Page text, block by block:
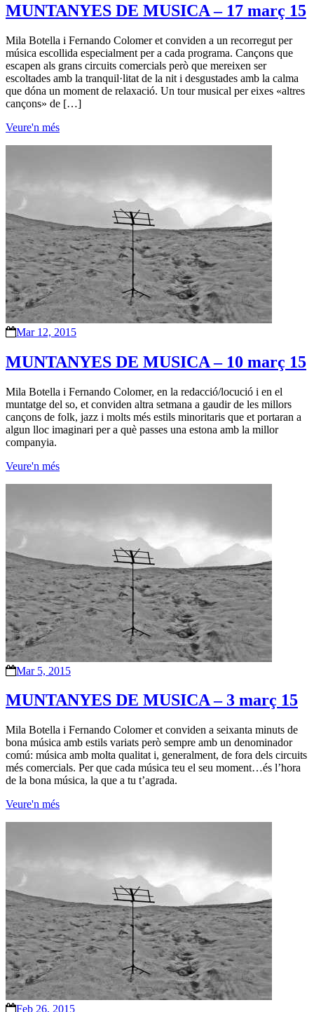
MUNTANYES DE MUSICA – 17 març 15
Mila Botella i Fernando Colomer et conviden a un recorregut per
música escollida especialment per a cada programa. Cançons que
escapen als grans circuits comercials però que mereixen ser
escoltades amb la tranquil·litat de la nit i desgustades amb la calma
que dóna un moment de relaxació. Un tour musical per eixes «altres
cançons» de […]
Veure'n més
Mar 12, 2015
MUNTANYES DE MUSICA – 10 març 15
Mila Botella i Fernando Colomer, en la redacció/locució i en el
muntatge del so, et conviden altra setmana a gaudir de les millors
cançons de folk, jazz i molts més estils minoritaris que et portaran a
algun lloc imaginari per a què passes una estona amb la millor
companyia.
Veure'n més
Mar 5, 2015
MUNTANYES DE MUSICA – 3 març 15
Mila Botella i Fernando Colomer et conviden a seixanta minuts de
bona música amb estils variats però sempre amb un denominador
comú: música amb molta qualitat i, generalment, de fora dels circuits
més comercials. Per que cada música teu el seu moment…és l’hora
de la bona música, la que a tu t’agrada.
Veure'n més
Feb 26, 2015